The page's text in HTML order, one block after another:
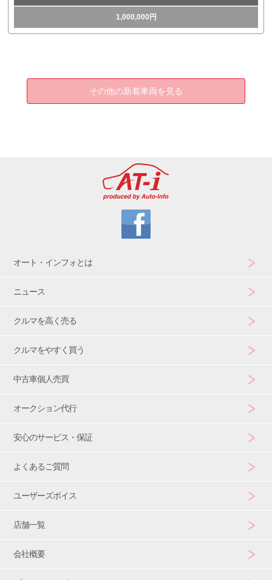
1,000,000円
その他の新着車両を見る
オート・インフォとは
ニュース
クルマを高く売る
クルマをやすく買う
中古車個人売買
オークション代行
安心のサービス・保証
よくあるご質問
ユーザーズボイス
店舗一覧
会社概要